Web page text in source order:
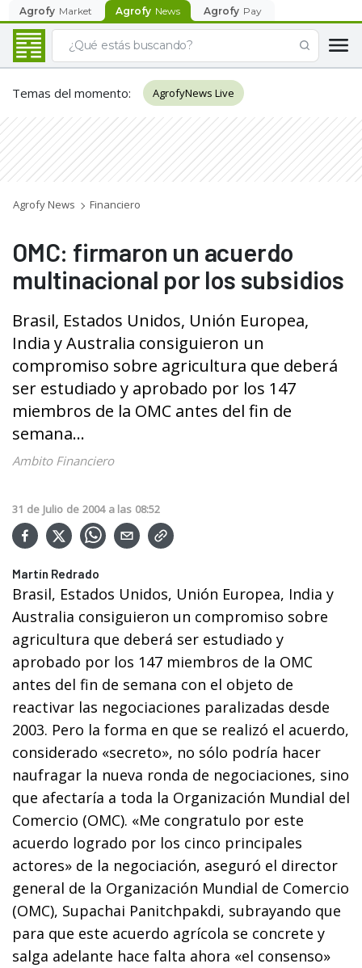
Agrofy Market Agrofy News Agrofy Pay
Temas del momento: AgrofyNews Live
Agrofy News Financiero
OMC: firmaron un acuerdo
multinacional por los subsidios
Brasil, Estados Unidos, Unión Europea,
India y Australia consiguieron un
compromiso sobre agricultura que deberá
ser estudiado y aprobado por los 147
miembros de la OMC antes del fin de
semana...
Ambito Financiero
31 de Julio de 2004 a las 08:52
Martín Redrado
Brasil, Estados Unidos, Unión Europea, India y
Australia consiguieron un compromiso sobre
agricultura que deberá ser estudiado y
aprobado por los 147 miembros de la OMC
antes del fin de semana con el objeto de
reactivar las negociaciones paralizadas desde
2003. Pero la forma en que se realizó el acuerdo,
considerado «secreto», no sólo podría hacer
naufragar la nueva ronda de negociaciones, sino
que afectaría a toda la Organización Mundial del
Comercio (OMC). «Me congratulo por este
acuerdo logrado por los cinco principales
actores» de la negociación, aseguró el director
general de la Organización Mundial de Comercio
(OMC), Supachai Panitchpakdi, subrayando que
para que este acuerdo agrícola se concrete y
salga adelante hace falta ahora «el consenso»